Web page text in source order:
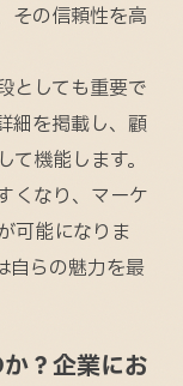
その信頼性を高
としても重要で
細を掲載し、顧
機能します。
くなり、マーケ
可能になりま
自らの魅力を最
？企業にお